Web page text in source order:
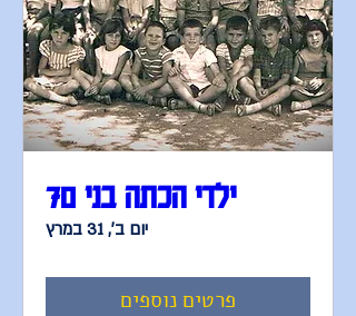
ילדי הכתה בני 70
יום ב׳, 31 במרץ
פרטים נוספים